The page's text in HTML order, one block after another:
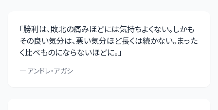
「勝利は、敗北の痛みほどには気持ちよくない。しかも
その良い気分は、悪い気分ほど長くは続かない。まった
く比べものにならないほどに。」
— アンドレ・アガシ